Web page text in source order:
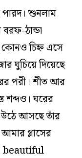
পারদ। শুনলাম
ঠান্ডা
চিহ্ন এসে
ঘুচিয়ে দিয়েছে
পরী। শীত আর
শব্দও। ঘরের
উঠে আসছে তাঁর
গ্লাসের
beautiful